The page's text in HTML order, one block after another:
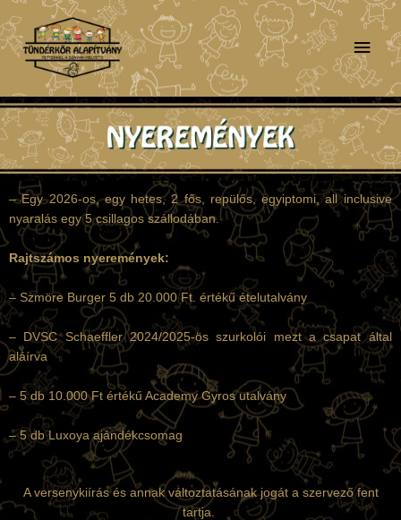
to
content
Main
– Egy 2026-os, egy hetes, 2 fős, repülős, egyiptomi, all inclusive
nyaralás egy 5 csillagos szállodában.
Rajtszámos nyeremények:
– Szmöre Burger 5 db 20.000 Ft. értékű ételutalvány
– DVSC Schaeffler 2024/2025-ös szurkolói mezt a csapat által
aláírva
– 5 db 10.000 Ft értékű Academy Gyros utalvány
– 5 db Luxoya ajándékcsomag
A versenykiírás és annak változtatásának jogát a szervező fent
tartja.